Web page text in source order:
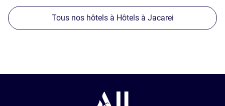
Tous nos hôtels à Hôtels à Jacarei